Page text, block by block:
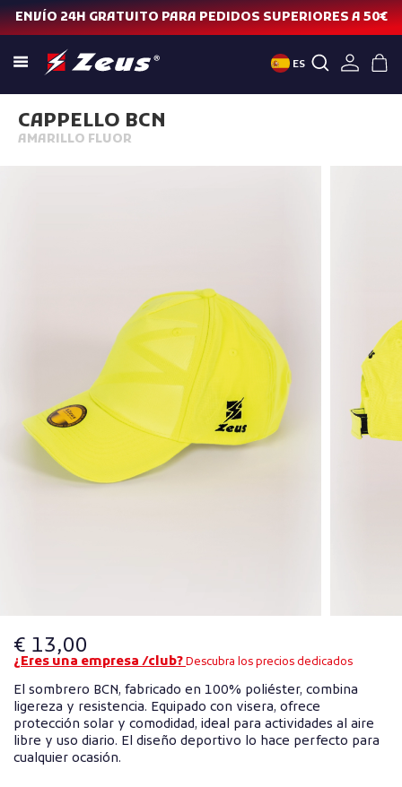
ENVÍO 24H GRATUITO PARA PEDIDOS SUPERIORES A 50€
ES
CAPPELLO BCN
AMARILLO FLUOR
€ 13,00
¿Eres una empresa /club?Descubra los precios dedicados
El sombrero BCN, fabricado en 100% poliéster, combina
ligereza y resistencia. Equipado con visera, ofrece
protección solar y comodidad, ideal para actividades al aire
libre y uso diario. El diseño deportivo lo hace perfecto para
cualquier ocasión.